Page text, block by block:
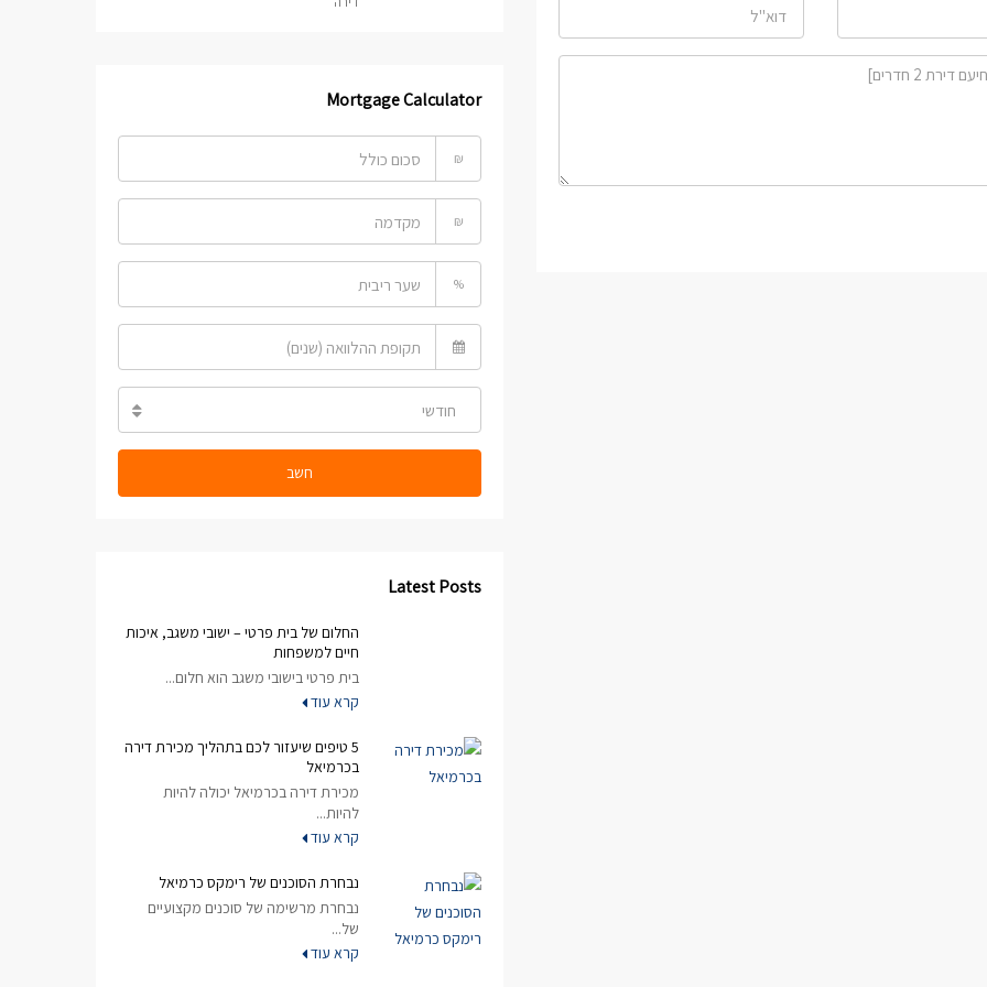
Mortgage Calculator
₪
₪
%
חודשי
חשב
Latest Posts
החלום של בית פרטי – ישובי משגב, איכות
חיים למשפחות
בית פרטי בישובי משגב הוא חלום...
קרא עוד
5 טיפים שיעזור לכם בתהליך מכירת דירה
בכרמיאל
מכירת דירה בכרמיאל יכולה להיות
להיות...
קרא עוד
נבחרת הסוכנים של רימקס כרמיאל
נבחרת מרשימה של סוכנים מקצועיים
של...
קרא עוד